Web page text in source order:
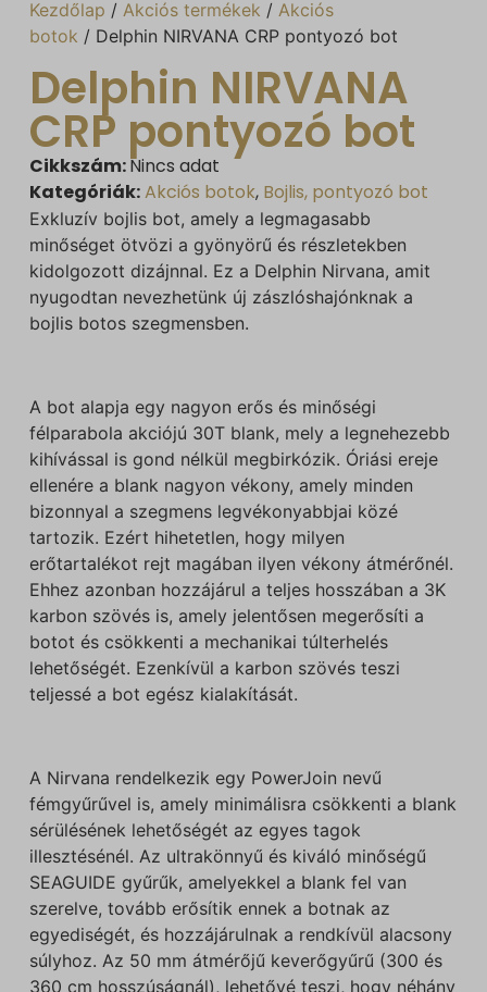
Kezdőlap / Akciós termékek / Akciós
botok / Delphin NIRVANA CRP pontyozó bot
Delphin NIRVANA
CRP pontyozó bot
Cikkszám:Nincs adat
Kategóriák:Akciós botok, Bojlis, pontyozó bot
Exkluzív bojlis bot, amely a legmagasabb
minőséget ötvözi a gyönyörű és részletekben
kidolgozott dizájnnal. Ez a Delphin Nirvana, amit
nyugodtan nevezhetünk új zászlóshajónknak a
bojlis botos szegmensben.
A bot alapja egy nagyon erős és minőségi
félparabola akciójú 30T blank, mely a legnehezebb
kihívással is gond nélkül megbirkózik. Óriási ereje
ellenére a blank nagyon vékony, amely minden
bizonnyal a szegmens legvékonyabbjai közé
tartozik. Ezért hihetetlen, hogy milyen
erőtartalékot rejt magában ilyen vékony átmérőnél.
Ehhez azonban hozzájárul a teljes hosszában a 3K
karbon szövés is, amely jelentősen megerősíti a
botot és csökkenti a mechanikai túlterhelés
lehetőségét. Ezenkívül a karbon szövés teszi
teljessé a bot egész kialakítását.
A Nirvana rendelkezik egy PowerJoin nevű
fémgyűrűvel is, amely minimálisra csökkenti a blank
sérülésének lehetőségét az egyes tagok
illesztésénél. Az ultrakönnyű és kiváló minőségű
SEAGUIDE gyűrűk, amelyekkel a blank fel van
szerelve, tovább erősítik ennek a botnak az
egyediségét, és hozzájárulnak a rendkívül alacsony
súlyhoz. Az 50 mm átmérőjű keverőgyűrű (300 és
360 cm hosszúságnál), lehetővé teszi, hogy néhány